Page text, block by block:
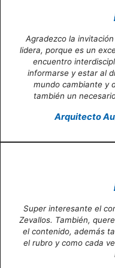
Agradezco la
lidera, porque es un
encuentro
informarse y estar al
mundo cambiante y
también un
Arquitecto
Super interesante el
Zevallos. También,
el contenido, además
el rubro y como cada